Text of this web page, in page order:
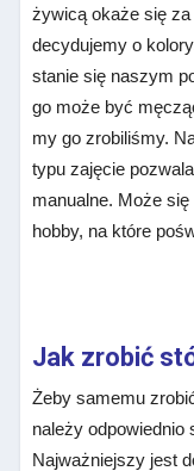
żywicą okaże się za
decydujemy o
stanie się naszym
go może być
my go zrobiliśmy.
typu zajęcie
manualne. Może
hobby, na które
Jak zrobić
Żeby samemu
należy odpowiednio
Najważniejszy jest